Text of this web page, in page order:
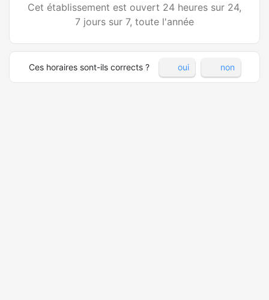
Cet établissement est ouvert 24 heures sur 24,
7 jours sur 7, toute l'année
Ces horaires sont-ils corrects ? oui non